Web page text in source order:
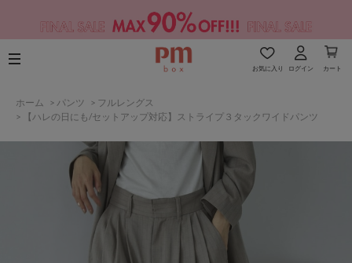
お気に入り ログイン カート
ホーム > パンツ > フルレングス
>
【ハレの日にも/セットアップ対応】ストライプ３タックワイドパンツ